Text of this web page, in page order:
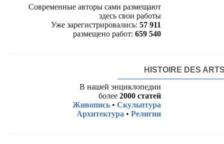
Современные авторы сами размещают
здесь свои работы
Уже зарегистрировались:57 911
размещено работ:659 540
HISTOIRE DES
В нашей энциклопедии
более2000 статей
Живопись •Скульптура
Архитектура •Религии